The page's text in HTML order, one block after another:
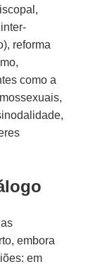
reforma
como a
embora
em